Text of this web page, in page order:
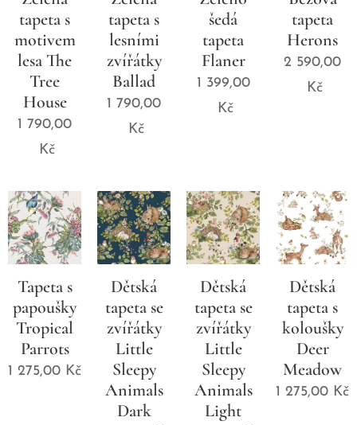
tapeta s
motivem
lesa The
Tree
House
1 790,00
Kč
tapeta s
lesními
zvířátky
Ballad
1 790,00
Kč
šedá
tapeta
Flaner
1 399,00
Kč
tapeta
Herons
2 590,00
Kč
Tapeta s
papoušky
Tropical
Parrots
1 275,00 Kč
Dětská
tapeta se
zvířátky
Little
Sleepy
Animals
Dark
Dětská
tapeta se
zvířátky
Little
Sleepy
Animals
Light
Dětská
tapeta s
koloušky
Deer
Meadow
1 275,00 Kč